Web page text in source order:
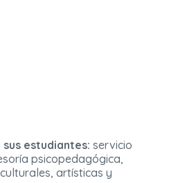
sus estudiantes: servicio
psicopedagógica,
artísticas y